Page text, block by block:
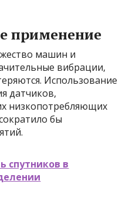
применение
машин и
вибрации,
Использование
датчиков,
низкопотребляющих
бы
спутников в